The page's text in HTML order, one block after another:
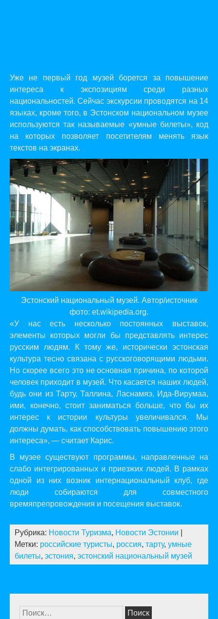
Уже не первый год музей борется за повышение
интереса к экспозициям среди разных
национальностей. Сейчас экскурсии проводятся на 14
языках, кроме того, в Эстонском национальном музее
используются так называемые «умные билеты», код
на которых позволяет посетителям менять язык
текстов на экранах.
Эстонский национальный музей. Автор/источник
фото: et.wikipedia.org.
«У нас есть несколько постоянных выставок,
элементы которых могли бы представлять интерес
русским людям. К тому же, исторически эстонская
культура тесно связана с русскоговорящими людьми.
Но скорее всего это не основная причина, по которой
человек приходит в музей. Что касается наших людей,
будь они из Тарту, Таллина, Ласнамяэ, Ида-Вирумаа,
ими, конечно, стоит заниматься больше, что бы их
интерес к истории культуры увеличивался. Мы
должны думать, как способствовать повышению этого
интереса», — считает Карис.
В музее существуют программы, направленные на
слабо интегрированных и приезжих людей. В рамках
одной из них возник интернациональный клуб, где
люди собираются для совместного
времяпрепровождения и посещения выставок.
Рубрика: Новости Туризма, Новости Эстонии
Метки: российские туристы, россия, тарту, умные
билеты, эстония, эстонский национальный музей
Найти: